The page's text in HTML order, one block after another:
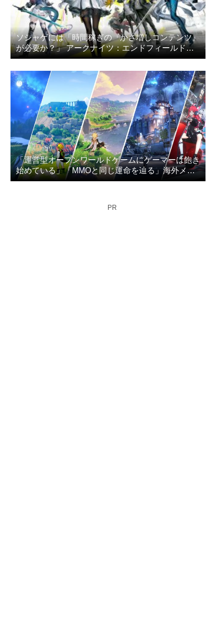
ソシャゲには「時間稼ぎの『かさ増しコンテンツ』
が必要か？」 アークナイツ：エンドフィールドの
プレイヤー達が議論
「運営型オープンワールドゲームにゲーマーは飽き
始めている」「MMOと同じ運命を辿る」海外メデ
ィアが指摘
PR